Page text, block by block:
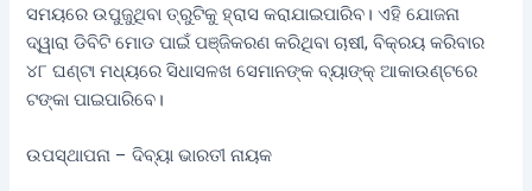
ସମୟରେ ଉପୁଜୁଥିବା ତ୍ରୁଟିକୁ ହ୍ରାସ କରାଯାଇପାରିବ। ଏହି ଯୋଜନା
ଦ୍ୱାରା ଡିବିଟି ମୋଡ ପାଇଁ ପଞ୍ଜିକରଣ କରିଥିବା ଚାଷୀ, ବିକ୍ରୟ କରିବାର
୪୮ ଘଣ୍ଟା ମଧ୍ୟରେ ସିଧାସଳଖ ସେମାନଙ୍କ ବ୍ୟାଙ୍କ୍ ଆକାଉଣ୍ଟରେ
ଟଙ୍କା ପାଇପାରିବେ।
ଉପସ୍ଥାପନା – ଦିବ୍ୟା ଭାରତୀ ନାୟକ